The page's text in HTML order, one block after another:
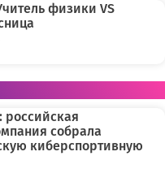
физики VS
российская
собрала
киберспортивную